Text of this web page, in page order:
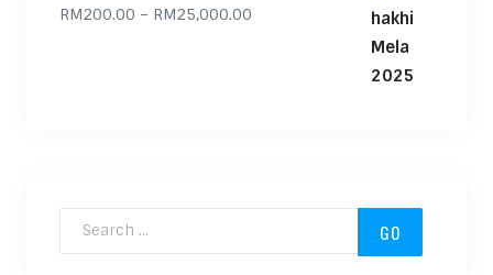
RM200.00 – RM25,000.00Price range: RM200.00 through